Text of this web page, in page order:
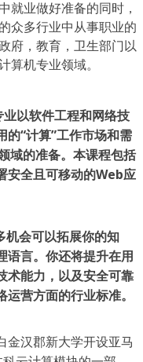
就业做好准备的同时，
众多行业中从事职业的
府，教育，卫生部门以
算机专业领域。
以软件工程和网络技
的“计算”工作市场和需
域的准备。本课程包括
安全且可移动的Web应
机会可以拓展你的知
语言。你还将提升在用
术能力，以及安全可靠
营方面的行业标准。
金汉郡新大学开设亚马